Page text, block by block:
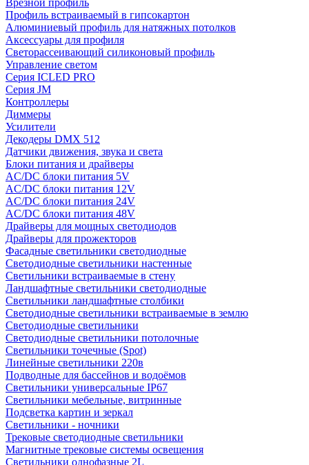
Врезной профиль
Профиль встраиваемый в гипсокартон
Алюминиевый профиль для натяжных потолков
Аксессуары для профиля
Светорассеивающий силиконовый профиль
Управление светом
Серия ICLED PRO
Серия JM
Контроллеры
Диммеры
Усилители
Декодеры DMX 512
Датчики движения, звука и света
Блоки питания и драйверы
AC/DC блоки питания 5V
AC/DC блоки питания 12V
AC/DC блоки питания 24V
AC/DC блоки питания 48V
Драйверы для мощных светодиодов
Драйверы для прожекторов
Фасадные светильники светодиодные
Светодиодные светильники настенные
Светильники встраиваемые в стену
Ландшафтные светильники светодиодные
Светильники ландшафтные столбики
Светодиодные светильники встраиваемые в землю
Светодиодные светильники
Светодиодные светильники потолочные
Светильники точечные (Spot)
Линейные светильники 220в
Подводные для бассейнов и водоёмов
Светильники универсальные IP67
Светильники мебельные, витринные
Подсветка картин и зеркал
Светильники - ночники
Трековые светодиодные светильники
Магнитные трековые системы освещения
Светильники однофазные 2L